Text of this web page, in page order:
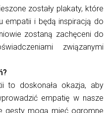
zostały plakaty, które
empatii i będą inspiracją do
zostaną zachęceni do
związanymi
to doskonała okazja, aby
empatię w nasze
gesty mogą mieć ogromne